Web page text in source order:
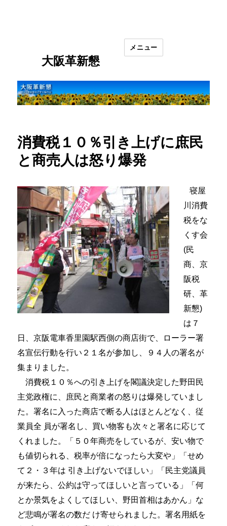
大阪革新懇
メニュー
消費税１０％引き上げに庶民
と商売人は怒り爆発
寝屋
川消費
税をな
くす会
(民
商、京
阪税
研、革
新懇)
は７
日、京阪電車香里園駅西側の商店街で、ローラー署
名宣伝行動を行い２１名が参加し、９４人の署名が
集まりました。
消費税１０％への引き上げを閣議決定した野田民
主党政権に、庶民と商業者の怒りは爆発していまし
た。署名に入った商店で断る人はほとんどなく、従
業員全 員が署名し、買い物客も次々と署名に応じて
くれました。「５０年商売をしているが、安い物で
も値切られる、税率が倍になったら大変や」「せめ
て２・３年は 引き上げないでほしい」「民主党議員
が来たら、公約は守ってほしいと言っている」「何
とか景気をよくしてほしい、野田首相はあかん」な
ど悲鳴が署名の数だ け寄せられました。署名用紙を